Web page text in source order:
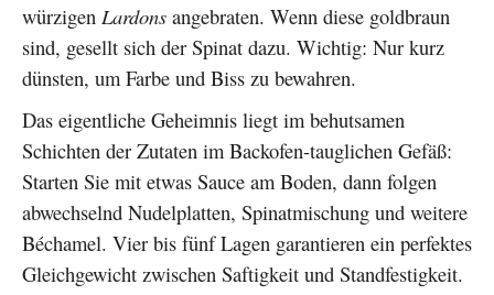
würzigen Lardons angebraten. Wenn diese goldbraun
sind, gesellt sich der Spinat dazu. Wichtig: Nur kurz
dünsten, um Farbe und Biss zu bewahren.
Das eigentliche Geheimnis liegt im behutsamen
Schichten der Zutaten im Backofen-tauglichen Gefäß:
Starten Sie mit etwas Sauce am Boden, dann folgen
abwechselnd Nudelplatten, Spinatmischung und weitere
Béchamel. Vier bis fünf Lagen garantieren ein perfektes
Gleichgewicht zwischen Saftigkeit und Standfestigkeit.